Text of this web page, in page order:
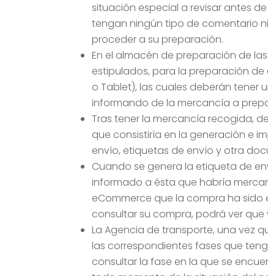
situación especial a revisar antes
tengan ningún tipo de comentario
proceder a su preparación.
En el almacén de preparación de
estipulados, para la preparación de
o Tablet), las cuales deberán tener
informando de la mercancía a
Tras tener la mercancía recogida,
que consistiría en la generación e
envío, etiquetas de envío y otra
Cuando se genera la etiqueta de
informado a ésta que habría
eCommerce que la compra ha
consultar su compra, podrá ver
La Agencia de transporte, una vez
las correspondientes fases que
consultar la fase en la que se